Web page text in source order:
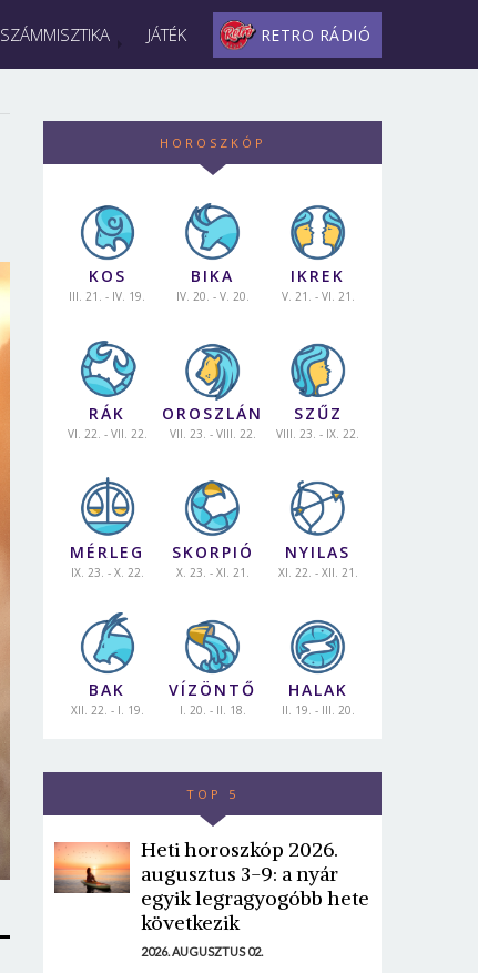
SZÁMMISZTIKA JÁTÉK RETRO RÁDIÓ
HOROSZKÓP
KOS
III. 21. - IV. 19.
BIKA
IV. 20. - V. 20.
IKREK
V. 21. - VI. 21.
RÁK
VI. 22. - VII. 22.
OROSZLÁN
VII. 23. - VIII. 22.
SZŰZ
VIII. 23. - IX. 22.
MÉRLEG
IX. 23. - X. 22.
SKORPIÓ
X. 23. - XI. 21.
NYILAS
XI. 22. - XII. 21.
BAK
XII. 22. - I. 19.
VÍZÖNTŐ
I. 20. - II. 18.
HALAK
II. 19. - III. 20.
TOP 5
Heti horoszkóp 2026.
augusztus 3-9: a nyár
egyik legragyogóbb hete
következik
2026. AUGUSZTUS 02.